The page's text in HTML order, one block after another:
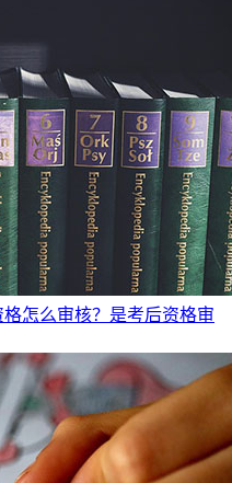
怎么审核？是考后资格审